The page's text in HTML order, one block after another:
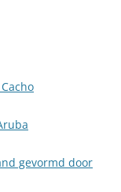
gevormd door